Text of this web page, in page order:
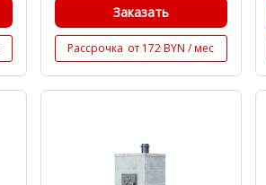
Заказать
Рассрочка от 172 BYN / мес